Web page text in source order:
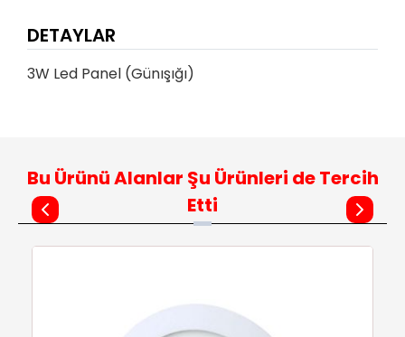
DETAYLAR
3W Led Panel (Günışığı)
Bu Ürünü Alanlar Şu Ürünleri de Tercih
Etti